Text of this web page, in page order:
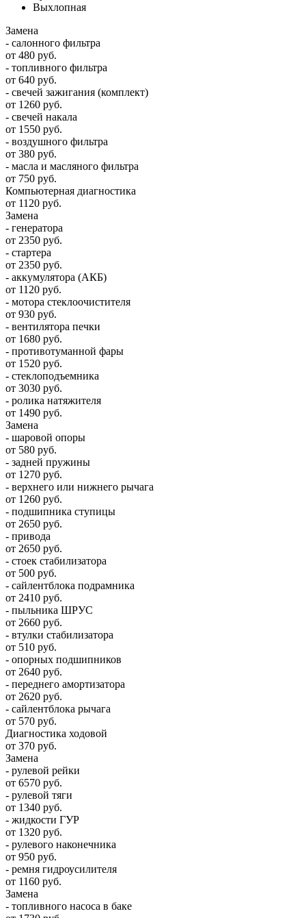
Выхлопная
Замена
- салонного фильтра
от 480 руб.
- топливного фильтра
от 640 руб.
- свечей зажигания (комплект)
от 1260 руб.
- свечей накала
от 1550 руб.
- воздушного фильтра
от 380 руб.
- масла и масляного фильтра
от 750 руб.
Компьютерная диагностика
от 1120 руб.
Замена
- генератора
от 2350 руб.
- стартера
от 2350 руб.
- аккумулятора (АКБ)
от 1120 руб.
- мотора стеклоочистителя
от 930 руб.
- вентилятора печки
от 1680 руб.
- противотуманной фары
от 1520 руб.
- стеклоподъемника
от 3030 руб.
- ролика натяжителя
от 1490 руб.
Замена
- шаровой опоры
от 580 руб.
- задней пружины
от 1270 руб.
- верхнего или нижнего рычага
от 1260 руб.
- подшипника ступицы
от 2650 руб.
- привода
от 2650 руб.
- стоек стабилизатора
от 500 руб.
- сайлентблока подрамника
от 2410 руб.
- пыльника ШРУС
от 2660 руб.
- втулки стабилизатора
от 510 руб.
- опорных подшипников
от 2640 руб.
- переднего амортизатора
от 2620 руб.
- сайлентблока рычага
от 570 руб.
Диагностика ходовой
от 370 руб.
Замена
- рулевой рейки
от 6570 руб.
- рулевой тяги
от 1340 руб.
- жидкости ГУР
от 1320 руб.
- рулевого наконечника
от 950 руб.
- ремня гидроусилителя
от 1160 руб.
Замена
- топливного насоса в баке